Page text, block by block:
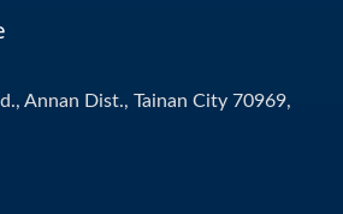
Annan Dist., Tainan City 70969,